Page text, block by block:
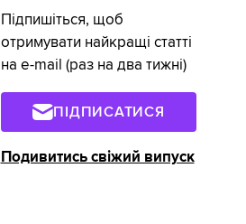
Підпишіться, щоб
отримувати найкращі статті
на e-mail (раз на два тижні)
ПІДПИСАТИСЯ
Подивитись свіжий випуск